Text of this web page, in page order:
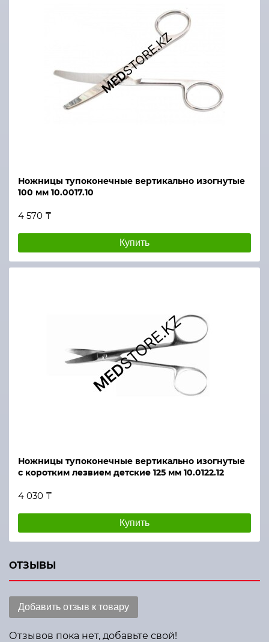
Ножницы тупоконечные вертикально изогнутые
100 мм 10.0017.10
4 570 ₸
Купить
Ножницы тупоконечные вертикально изогнутые
с коротким лезвием детские 125 мм 10.0122.12
4 030 ₸
Купить
ОТЗЫВЫ
Добавить отзыв к товару
Отзывов пока нет, добавьте свой!